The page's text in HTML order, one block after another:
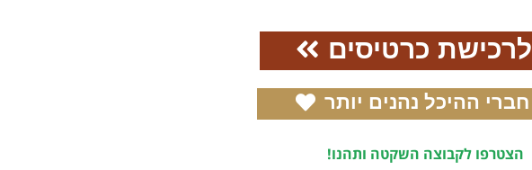
לרכישת כרטיסים
חברי ההיכל נהנים יותר
הצטרפו לקבוצה השקטה ותהנו!